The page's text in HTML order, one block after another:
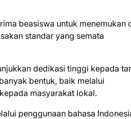
beasiswa untuk menemukan
standar yang semata
dedikasi tinggi kepada
bentuk, baik melalui
masyarakat lokal.
penggunaan bahasa